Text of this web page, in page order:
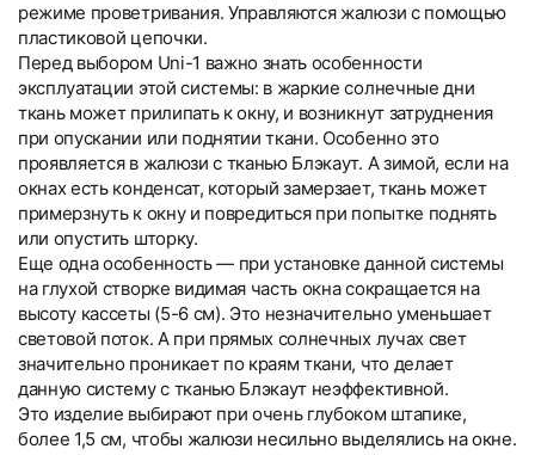
режиме проветривания. Управляются жалюзи с помощью
пластиковой цепочки.
Перед выбором Uni-1 важно знать особенности
эксплуатации этой системы: в жаркие солнечные дни
ткань может прилипать к окну, и возникнут затруднения
при опускании или поднятии ткани. Особенно это
проявляется в жалюзи с тканью Блэкаут. А зимой, если на
окнах есть конденсат, который замерзает, ткань может
примерзнуть к окну и повредиться при попытке поднять
или опустить шторку.
Еще одна особенность — при установке данной системы
на глухой створке видимая часть окна сокращается на
высоту кассеты (5-6 см). Это незначительно уменьшает
световой поток. А при прямых солнечных лучах свет
значительно проникает по краям ткани, что делает
данную систему с тканью Блэкаут неэффективной.
Это изделие выбирают при очень глубоком штапике,
более 1,5 см, чтобы жалюзи несильно выделялись на окне.